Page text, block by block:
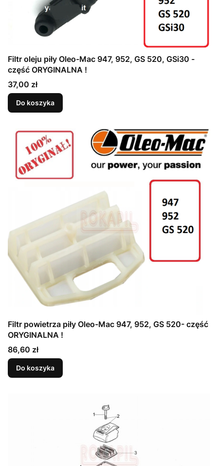
Filtr oleju piły Oleo-Mac 947, 952, GS 520, GSi30 -
część ORYGINALNA !
Cena
37,00 zł
Do koszyka
Filtr powietrza piły Oleo-Mac 947, 952, GS 520- część
ORYGINALNA !
Cena
86,60 zł
Do koszyka